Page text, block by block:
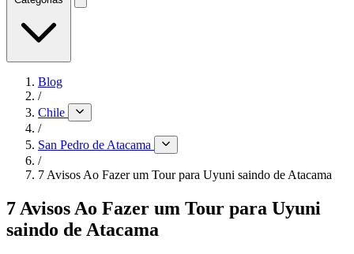
Blog
/
Chile
/
San Pedro de Atacama
/
7 Avisos Ao Fazer um Tour para Uyuni saindo de Atacama
7 Avisos Ao Fazer um Tour para Uyuni
saindo de Atacama